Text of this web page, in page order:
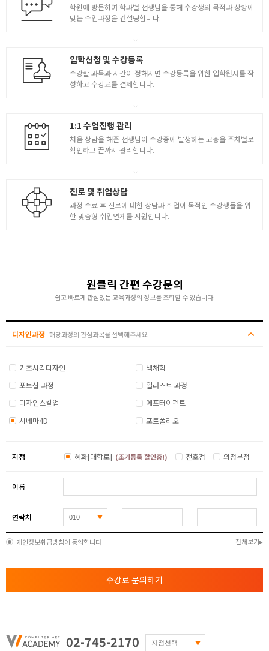
[ Align to Spline ]
- 스플라인을 따라가는 애니메이션
SIMULATION
Particle Emitter를 활용한 시뮬레이션
Connector 와 Motor를 이용한 시뮬레이션
Cloner를 활용한 시뮬레이션 - Dynamic Ball
- 모그라프 Cloner Object를 이용한 복제기능
- Effector 적용법
모그라프 응용 1
- Matrix / Voronoi Fracture / Poly FX 활용방법
- 모그라프 활용 로고 애니메이션 제작
[ 렌더 추출후 에펙 후반제작 ]
- 모그라프를 활용한 나무, 넝쿨 제작
모그라프 응용 2
- Cloth 시뮬레이션 ( 바람에 날리는 천 표현 )
- Reeper 밧줄표현 ( Free Plugin )
- Hair Object를 이용한 헤어, 털 표현
RIGGING
[ Character rigging ]
- 다리 / 척추 세팅
[ Character rigging ]
- Bind / Weight Tool / Walking Animation
- Xpresso thinking particle을 통한 표현의 확장
학원에 방문하여 학과별 선생님을 통해 수강생의 목적과 상황에
맞는 수업과정을 컨설팅합니다.
입학신청 및 수강등록
수강할 과목과 시간이 정해지면 수강등록을 위한 입학원서를 작
성하고 수강료를 결제합니다.
1:1 수업진행 관리
처음 상담을 해준 선생님이 수강중에 발생하는 고충을 주차별로
확인하고 끝까지 관리합니다.
진로 및 취업상담
과정 수료 후 진로에 대한 상담과 취업이 목적인 수강생들을 위
한 맞춤형 취업연계를 지원합니다.
원클릭 간편 수강문의
쉽고 빠르게 관심있는 교육과정의 정보를 조회할 수 있습니다.
디자인과정 해당과정의 관심과목을 선택해주세요
기초시각디자인
색채학
포토샵 과정
일러스트 과정
디자인스킬업
에프터이펙트
시네마4D
포트폴리오
지점 혜화[대학로] (조기등록 할인중!) 천호점 의정부점
이름
연락처 - -
개인정보취급방침에 동의합니다 전체보기
수강료 문의하기
02-745-2170